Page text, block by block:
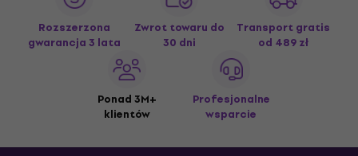
Rozszerzona
gwarancja 3 lata
Zwrot towaru do
30 dni
Transport gratis
od 489 zł
Ponad 3M+
klientów
Profesjonalne
wsparcie